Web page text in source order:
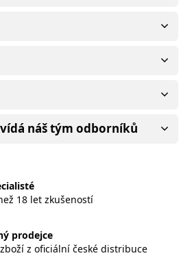
náš tým odborníků
18 let zkušeností
prodejce
z oficiální české distribuce